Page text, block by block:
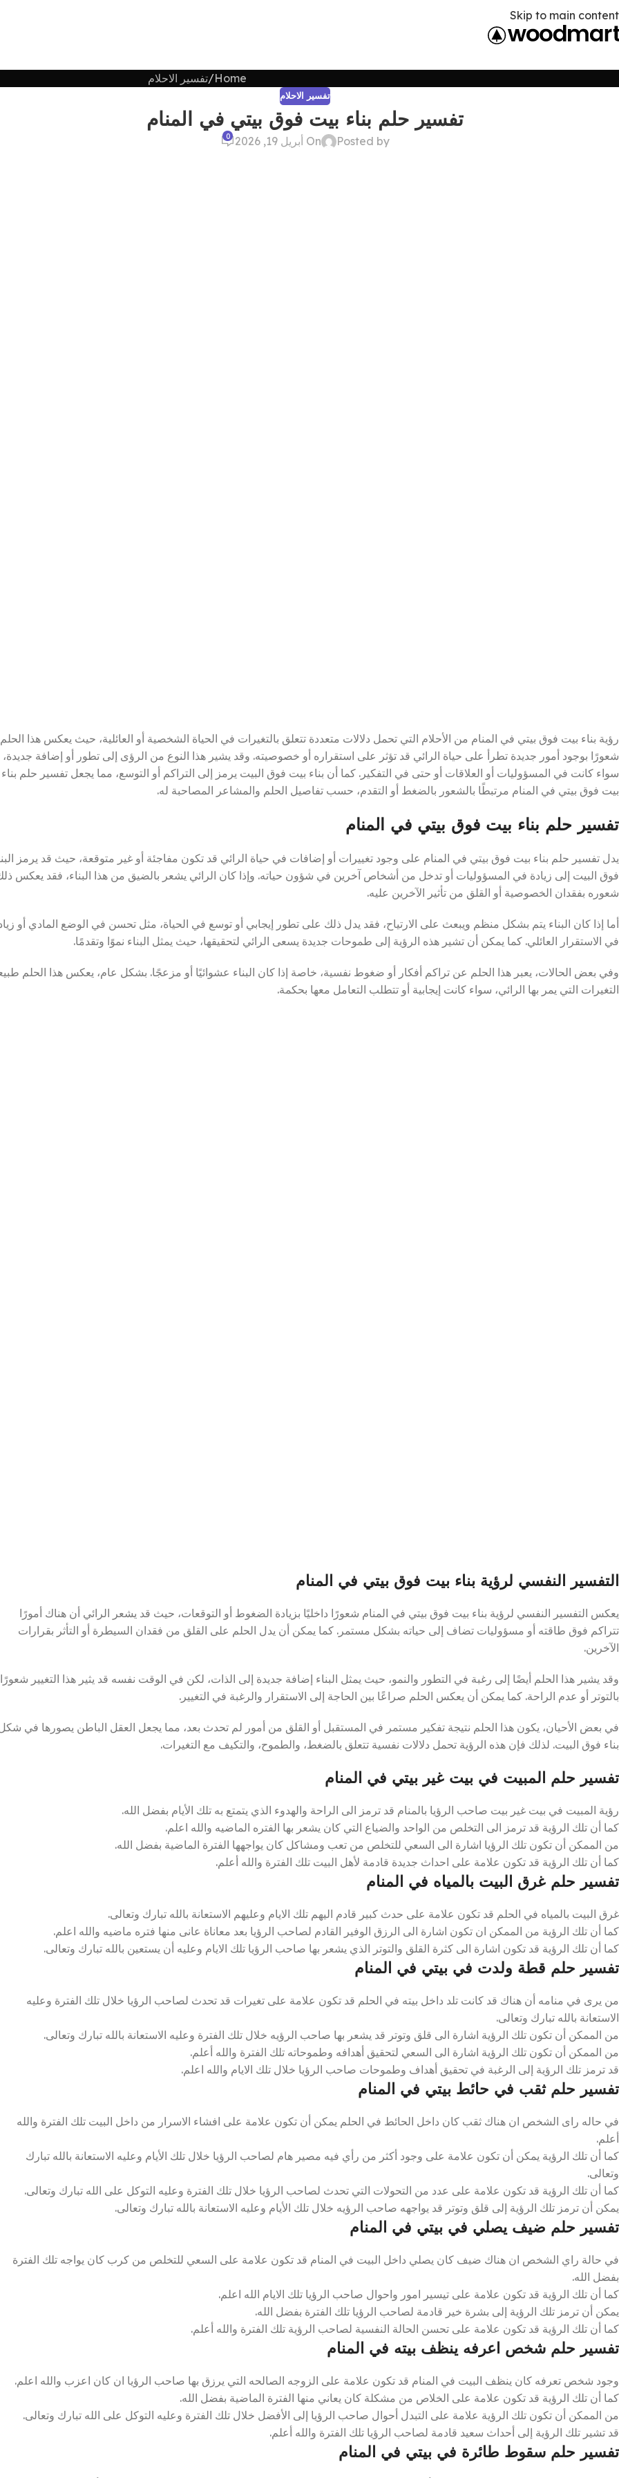
Skip to main content
Home تفسير الاحلام
تفسير الاحلام
تفسير حلم بناء بيت فوق بيتي في المنام
Posted by On أبريل 19, 2026 0
رؤية بناء بيت فوق بيتي في المنام من الأحلام التي تحمل دلالات متعددة تتعلق بالتغيرات في الحياة الشخصية أو العائلية، حيث يعكس هذا الحلم
شعورًا بوجود أمور جديدة تطرأ على حياة الرائي قد تؤثر على استقراره أو خصوصيته. وقد يشير هذا النوع من الرؤى إلى تطور أو إضافة جديدة،
سواء كانت في المسؤوليات أو العلاقات أو حتى في التفكير. كما أن بناء بيت فوق البيت يرمز إلى التراكم أو التوسع، مما يجعل تفسير حلم بناء
بيت فوق بيتي في المنام مرتبطًا بالشعور بالضغط أو التقدم، حسب تفاصيل الحلم والمشاعر المصاحبة له.
تفسير حلم بناء بيت فوق بيتي في المنام
يدل تفسير حلم بناء بيت فوق بيتي في المنام على وجود تغييرات أو إضافات في حياة الرائي قد تكون مفاجئة أو غير متوقعة، حيث قد يرمز
فوق البيت إلى زيادة في المسؤوليات أو تدخل من أشخاص آخرين في شؤون حياته. وإذا كان الرائي يشعر بالضيق من هذا البناء، فقد يعكس
شعوره بفقدان الخصوصية أو القلق من تأثير الآخرين عليه.
أما إذا كان البناء يتم بشكل منظم ويبعث على الارتياح، فقد يدل ذلك على تطور إيجابي أو توسع في الحياة، مثل تحسن في الوضع المادي أو
في الاستقرار العائلي. كما يمكن أن تشير هذه الرؤية إلى طموحات جديدة يسعى الرائي لتحقيقها، حيث يمثل البناء نموًا وتقدمًا.
وفي بعض الحالات، يعبر هذا الحلم عن تراكم أفكار أو ضغوط نفسية، خاصة إذا كان البناء عشوائيًا أو مزعجًا. بشكل عام، يعكس هذا الحلم
التغيرات التي يمر بها الرائي، سواء كانت إيجابية أو تتطلب التعامل معها بحكمة.
التفسير النفسي لرؤية بناء بيت فوق بيتي في المنام
يعكس التفسير النفسي لرؤية بناء بيت فوق بيتي في المنام شعورًا داخليًا بزيادة الضغوط أو التوقعات، حيث قد يشعر الرائي أن هناك أمورًا
تتراكم فوق طاقته أو مسؤوليات تضاف إلى حياته بشكل مستمر. كما يمكن أن يدل الحلم على القلق من فقدان السيطرة أو التأثر بقرارات
الآخرين.
وقد يشير هذا الحلم أيضًا إلى رغبة في التطور والنمو، حيث يمثل البناء إضافة جديدة إلى الذات، لكن في الوقت نفسه قد يثير هذا التغيير شعورًا
بالتوتر أو عدم الراحة. كما يمكن أن يعكس الحلم صراعًا بين الحاجة إلى الاستقرار والرغبة في التغيير.
في بعض الأحيان، يكون هذا الحلم نتيجة تفكير مستمر في المستقبل أو القلق من أمور لم تحدث بعد، مما يجعل العقل الباطن يصورها في
بناء فوق البيت. لذلك فإن هذه الرؤية تحمل دلالات نفسية تتعلق بالضغط، والطموح، والتكيف مع التغيرات.
تفسير حلم المبيت في بيت غير بيتي في المنام
رؤية المبيت في بيت غير بيت صاحب الرؤيا بالمنام قد ترمز الى الراحة والهدوء الذي يتمتع به تلك الأيام بفضل الله.
كما أن تلك الرؤية قد ترمز الى التخلص من الواحد والضياع التي كان يشعر بها الفتره الماضيه والله اعلم.
من الممكن أن تكون تلك الرؤيا اشارة الى السعي للتخلص من تعب ومشاكل كان يواجهها الفترة الماضية بفضل الله.
كما أن تلك الرؤية قد تكون علامة على احداث جديدة قادمة لأهل البيت تلك الفترة والله أعلم.
تفسير حلم غرق البيت بالمياه في المنام
غرق البيت بالمياه في الحلم قد تكون علامة على حدث كبير قادم اليهم تلك الايام وعليهم الاستعانة بالله تبارك وتعالى.
كما أن تلك الرؤية من الممكن ان تكون اشارة الى الرزق الوفير القادم لصاحب الرؤيا بعد معاناة عانى منها فتره ماضيه والله اعلم.
كما أن تلك الرؤية قد تكون اشارة الى كثرة القلق والتوتر الذي يشعر بها صاحب الرؤيا تلك الايام وعليه أن يستعين بالله تبارك وتعالى.
تفسير حلم قطة ولدت في بيتي في المنام
من يرى في منامه أن هناك قد كانت تلد داخل بيته في الحلم قد تكون علامة على تغيرات قد تحدث لصاحب الرؤيا خلال تلك الفترة وعليه
الاستعانة بالله تبارك وتعالى.
من الممكن أن تكون تلك الرؤية اشارة الى قلق وتوتر قد يشعر بها صاحب الرؤيه خلال تلك الفترة وعليه الاستعانة بالله تبارك وتعالى.
من الممكن أن تكون تلك الرؤية اشارة الى السعي لتحقيق أهدافه وطموحاته تلك الفترة والله أعلم.
قد ترمز تلك الرؤية إلى الرغبة في تحقيق أهداف وطموحات صاحب الرؤيا خلال تلك الايام والله اعلم.
تفسير حلم ثقب في حائط بيتي في المنام
في حاله راى الشخص ان هناك ثقب كان داخل الحائط في الحلم يمكن أن تكون علامة على افشاء الاسرار من داخل البيت تلك الفترة والله
أعلم.
كما أن تلك الرؤية يمكن أن تكون علامة على وجود أكثر من رأي فيه مصير هام لصاحب الرؤيا خلال تلك الأيام وعليه الاستعانة بالله تبارك
وتعالى.
كما أن تلك الرؤية قد تكون علامة على عدد من التحولات التي تحدث لصاحب الرؤيا خلال تلك الفترة وعليه التوكل على الله تبارك وتعالى.
يمكن أن ترمز تلك الرؤية إلى قلق وتوتر قد يواجهه صاحب الرؤيه خلال تلك الأيام وعليه الاستعانة بالله تبارك وتعالى.
تفسير حلم ضيف يصلي في بيتي في المنام
في حالة راي الشخص ان هناك ضيف كان يصلي داخل البيت في المنام قد تكون علامة على السعي للتخلص من كرب كان يواجه تلك الفترة
بفضل الله.
كما أن تلك الرؤية قد تكون علامة على تيسير امور واحوال صاحب الرؤيا تلك الايام الله اعلم.
يمكن أن ترمز تلك الرؤية إلى بشرة خير قادمة لصاحب الرؤيا تلك الفترة بفضل الله.
كما أن تلك الرؤية قد تكون علامة على تحسن الحالة النفسية لصاحب الرؤية تلك الفترة والله أعلم.
تفسير حلم شخص اعرفه ينظف بيته في المنام
وجود شخص تعرفه كان ينظف البيت في المنام قد تكون علامة على الزوجه الصالحه التي يرزق بها صاحب الرؤيا ان كان اعزب والله اعلم.
كما أن تلك الرؤية قد تكون علامة على الخلاص من مشكلة كان يعاني منها الفترة الماضية بفضل الله.
من الممكن أن تكون تلك الرؤية علامة على التبدل أحوال صاحب الرؤيا إلى الأفضل خلال تلك الفترة وعليه التوكل على الله تبارك وتعالى.
قد تشير تلك الرؤية إلى أحداث سعيد قادمة لصاحب الرؤيا تلك الفترة والله أعلم.
تفسير حلم سقوط طائرة في بيتي في المنام